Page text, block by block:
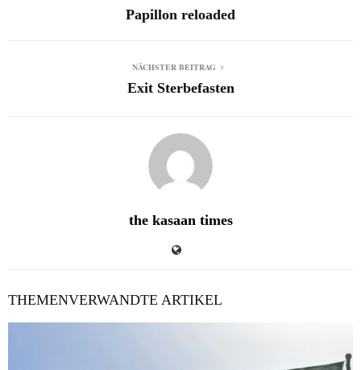
Papillon reloaded
NÄCHSTER BEITRAG
Exit Sterbefasten
the kasaan times
THEMENVERWANDTE ARTIKEL